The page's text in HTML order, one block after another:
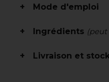
Mode d'emploi
Ingrédients (peut
Livraison et